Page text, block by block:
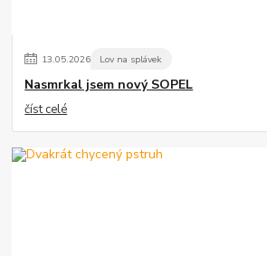
13.05.2026 Lov na splávek
Nasmrkal jsem nový SOPEL
číst celé